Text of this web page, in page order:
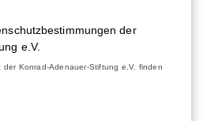
der
e.V.
der Konrad-Adenauer-Stiftung e.V. finden